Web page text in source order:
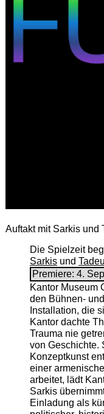
Auftakt mit Sarkis und
Die Spielzeit
Sarkisund
Premiere: 4.
Kantor Museum
den Bühnen-
Installation, die
Kantor dachte
Trauma nie
von Geschichte.
Konzeptkunst
einer
arbeitet, lädt
Sarkis
Einladung als